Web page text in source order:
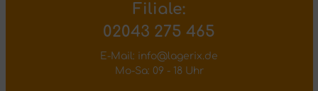
Filiale:
02043 275 465
E-Mail: info@lagerix.de
Mo-Sa: 09 - 18 Uhr